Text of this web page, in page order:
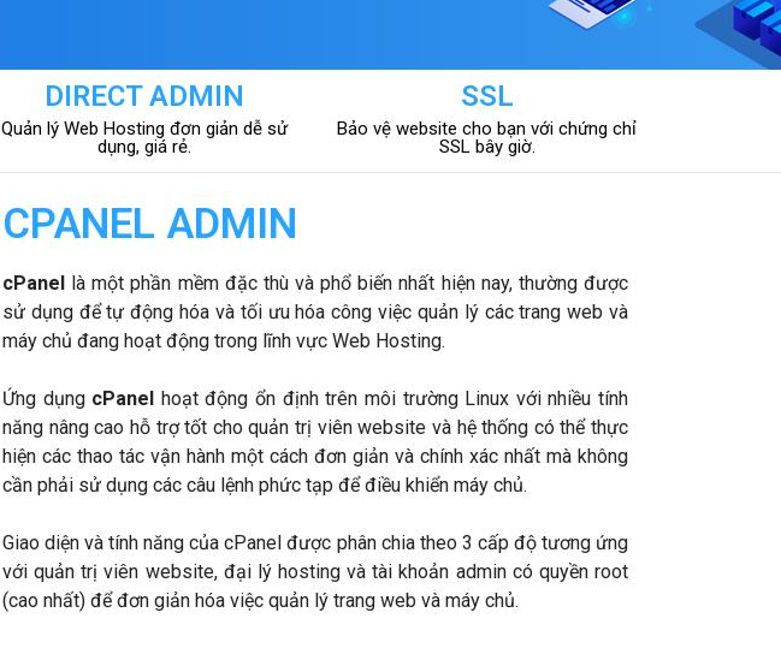
DIRECT ADMIN
Quản lý Web Hosting đơn giản dễ sử
dụng, giá rẻ.
SSL
Bảo vệ website cho bạn với chứng chỉ
SSL bây giờ.
CPANEL ADMIN
cPanel là một phần mềm đặc thù và phổ biến nhất hiện nay, thường được
sử dụng để tự động hóa và tối ưu hóa công việc quản lý các trang web và
máy chủ đang hoạt động trong lĩnh vực Web Hosting.
Ứng dụng cPanel hoạt động ổn định trên môi trường Linux với nhiều tính
năng nâng cao hỗ trợ tốt cho quản trị viên website và hệ thống có thể thực
hiện các thao tác vận hành một cách đơn giản và chính xác nhất mà không
cần phải sử dụng các câu lệnh phức tạp để điều khiển máy chủ.
Giao diện và tính năng của cPanel được phân chia theo 3 cấp độ tương ứng
với quản trị viên website, đại lý hosting và tài khoản admin có quyền root
(cao nhất) để đơn giản hóa việc quản lý trang web và máy chủ.